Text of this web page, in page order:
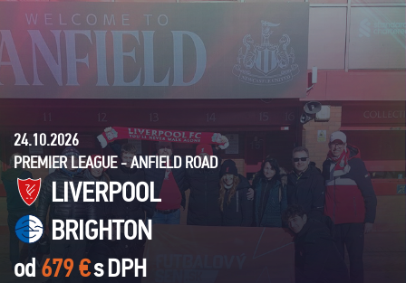
24.10.2026
PREMIER LEAGUE - ANFIELD ROAD
LIVERPOOL
BRIGHTON
od679 €sDPH